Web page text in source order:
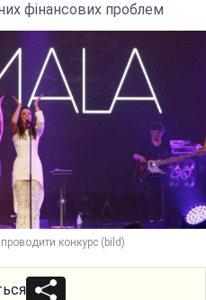
фінансових проблем
конкурс (bild)